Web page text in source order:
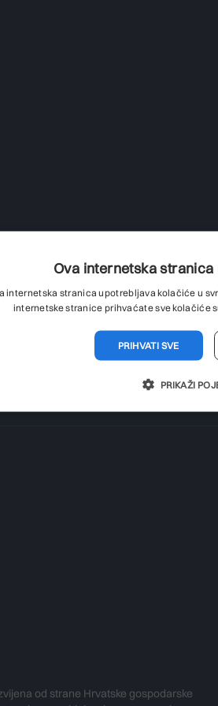
od strane Hrvatske gospodarske
Ova internetska
internetska stranica upotrebljava kolačiće u
internetske stranice prihvaćate sve kolačiće
PRIHVATI SVE
PRIKAŽI